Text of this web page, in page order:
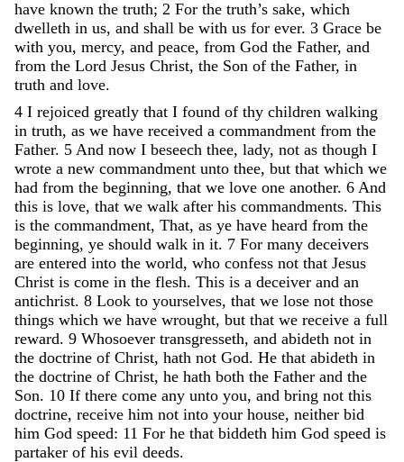
have known the truth; 2 For the truth’s sake, which
dwelleth in us, and shall be with us for ever. 3 Grace be
with you, mercy, and peace, from God the Father, and
from the Lord Jesus Christ, the Son of the Father, in
truth and love.
4 I rejoiced greatly that I found of thy children walking
in truth, as we have received a commandment from the
Father. 5 And now I beseech thee, lady, not as though I
wrote a new commandment unto thee, but that which we
had from the beginning, that we love one another. 6 And
this is love, that we walk after his commandments. This
is the commandment, That, as ye have heard from the
beginning, ye should walk in it. 7 For many deceivers
are entered into the world, who confess not that Jesus
Christ is come in the flesh. This is a deceiver and an
antichrist. 8 Look to yourselves, that we lose not those
things which we have wrought, but that we receive a full
reward. 9 Whosoever transgresseth, and abideth not in
the doctrine of Christ, hath not God. He that abideth in
the doctrine of Christ, he hath both the Father and the
Son. 10 If there come any unto you, and bring not this
doctrine, receive him not into your house, neither bid
him God speed: 11 For he that biddeth him God speed is
partaker of his evil deeds.